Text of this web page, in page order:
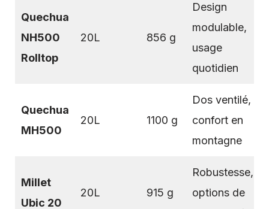
Quechua
NH500
Rolltop
20L 856 g
Design
modulable,
usage
quotidien
Quechua
MH500
20L 1100 g
Dos ventilé,
confort en
montagne
Millet
Ubic 20
20L 915 g
Robustesse,
options de